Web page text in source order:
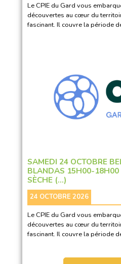
Le CPIE du Gard vous
découvertes au cœur du
fascinant. Il couvre la période
SAMEDI 24 OCTOBRE
BLANDAS 15H00-18H00
SÈCHE (…)
24 OCTOBRE 2026
Le CPIE du Gard vous
découvertes au cœur du
fascinant. Il couvre la période